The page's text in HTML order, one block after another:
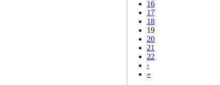
16
17
18
19
20
21
22
›
»